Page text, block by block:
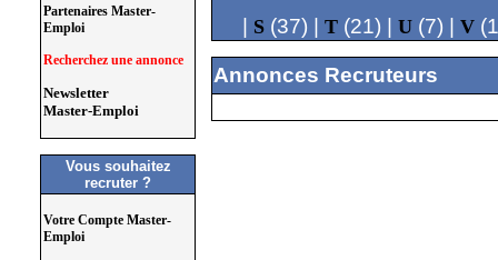
Partenaires Master-
Emploi
Recherchez une annonce
Newsletter
Master-Emploi
Vous souhaitez
recruter ?
Votre Compte Master-
Emploi
| S(37) | T(21) | U(7) | V
Annonces Recruteurs